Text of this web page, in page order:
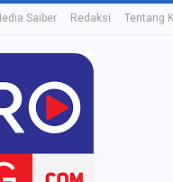
Saiber Redaksi Tentang